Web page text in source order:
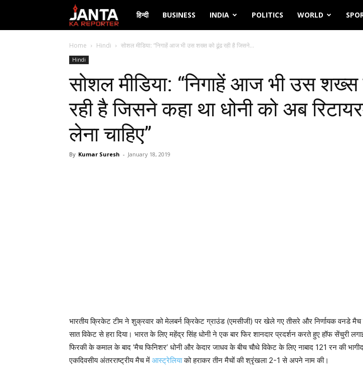
Janta
Ka
Reporter
हिन्दी BUSINESS INDIA POLITICS WORLD
Home Hindi सोशल मीडिया: “निगाहें आज भी उस शख्स को ढूंढ रही है जिसने...
Hindi
सोशल मीडिया: “निगाहें आज भी उस
रही है जिसने कहा था धोनी को अब
लेना चाहिए”
By Kumar Suresh - January 18, 2019
भारतीय क्रिकेट टीम ने शुक्रवार को मेलबर्न क्रिकेट ग्राउंड (एमसीजी) पर खेले गए तीसरे और निर्णायक वनडे
सात विकेट से हरा दिया। भारत के लिए महेंद्र सिंह धोनी ने एक बार फिर शानदार प्रदर्शन करते हुए हॉफ सेंचुरी
फिरकी के कमाल के बाद ‘मैच फिनिशर’ धोनी और केदार जाधव के बीच चौथे विकेट के लिए नाबाद 121 रन की
एकदिवसीय अंतरराष्ट्रीय मैच में आस्ट्रेलियाको हराकर तीन मैचों की श्रृंखला 2-1 से अपने नाम की।